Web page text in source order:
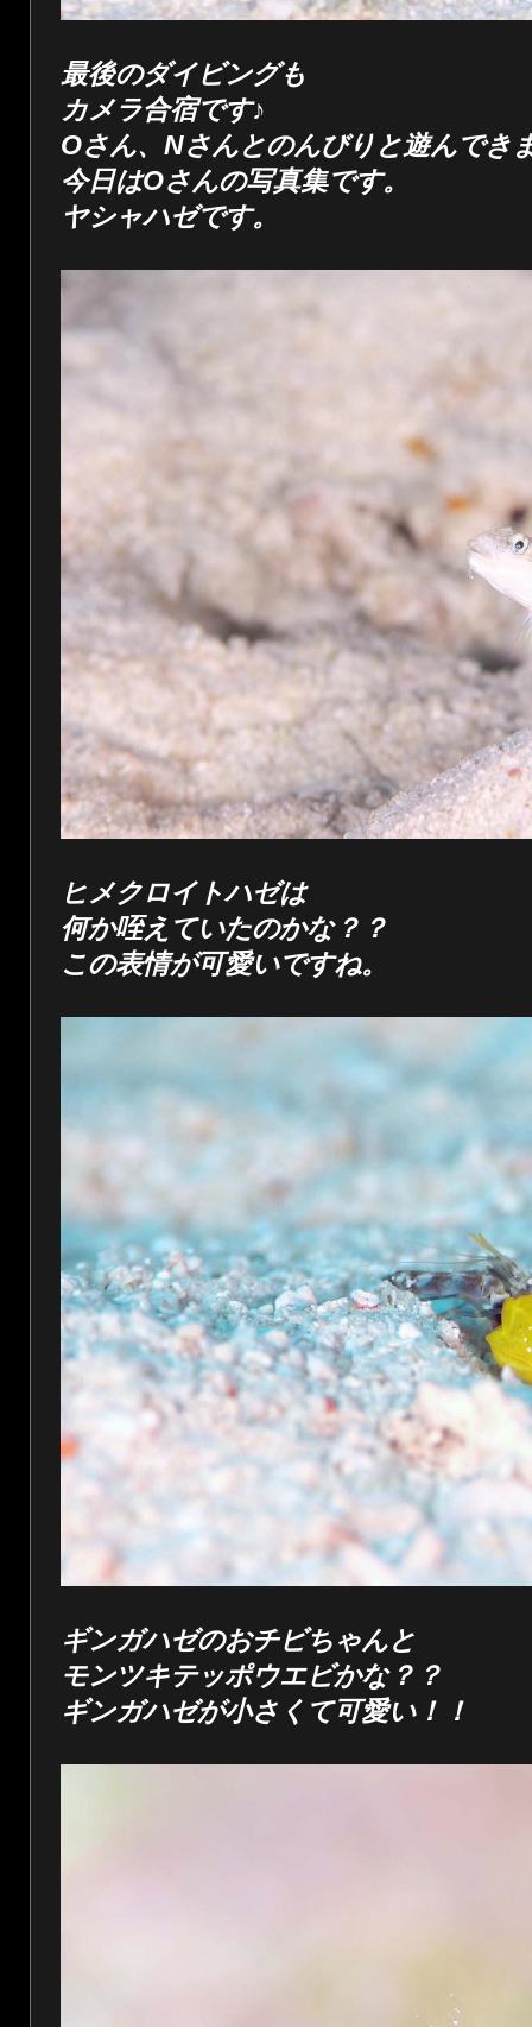
最後のダイビングも
カメラ合宿です♪
Oさん、Nさんとのんびりと遊んでき
今日はOさんの写真集です。
ヤシャハゼです。
ヒメクロイトハゼは
何か咥えていたのかな？？
この表情が可愛いですね。
ギンガハゼのおチビちゃんと
モンツキテッポウエビかな？？
ギンガハゼが小さくて可愛い！！